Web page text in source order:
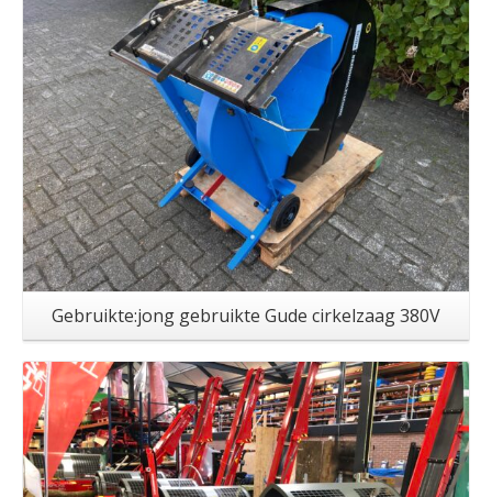
Gebruikte:jong gebruikte Gude cirkelzaag 380V